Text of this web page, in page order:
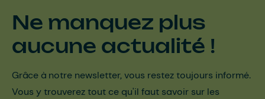
Ne manquez plus
aucune actualité !
Grâce à notre newsletter, vous restez toujours informé.
Vous y trouverez tout ce qu'il faut savoir sur les